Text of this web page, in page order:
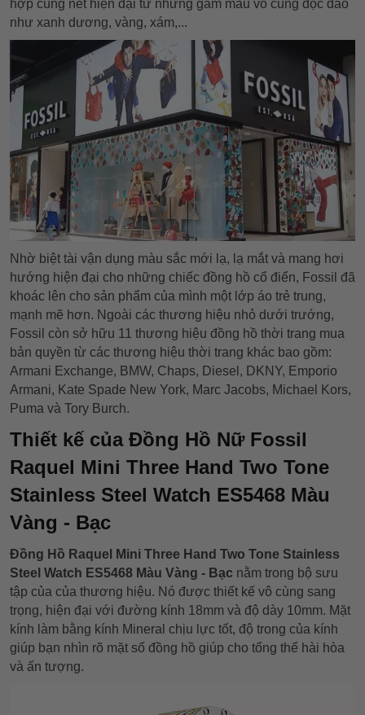
hợp cùng nét hiện đại từ những gam màu vô cùng độc đáo
như xanh dương, vàng, xám,...
Nhờ biệt tài vận dụng màu sắc mới lạ, lạ mắt và mang hơi
hướng hiện đại cho những chiếc đồng hồ cổ điển, Fossil đã
khoác lên cho sản phẩm của mình một lớp áo trẻ trung,
mạnh mẽ hơn. Ngoài các thương hiệu nhỏ dưới trướng,
Fossil còn sở hữu 11 thương hiệu đồng hồ thời trang mua
bản quyền từ các thương hiệu thời trang khác bao gồm:
Armani Exchange, BMW, Chaps, Diesel, DKNY, Emporio
Armani, Kate Spade New York, Marc Jacobs, Michael Kors,
Puma và Tory Burch.
Thiết kế của Đồng Hồ Nữ Fossil
Raquel Mini Three Hand Two Tone
Stainless Steel Watch ES5468 Màu
Vàng - Bạc
Đồng Hồ Raquel Mini Three Hand Two Tone Stainless
Steel Watch ES5468 Màu Vàng - Bạc nằm trong bộ sưu
tập của của thương hiệu. Nó được thiết kế vô cùng sang
trọng, hiện đại với đường kính 18mm và độ dày 10mm. Mặt
kính làm bằng kính Mineral chịu lực tốt, độ trong của kính
giúp bạn nhìn rõ mặt số đồng hồ giúp cho tổng thể hài hòa
và ấn tượng.